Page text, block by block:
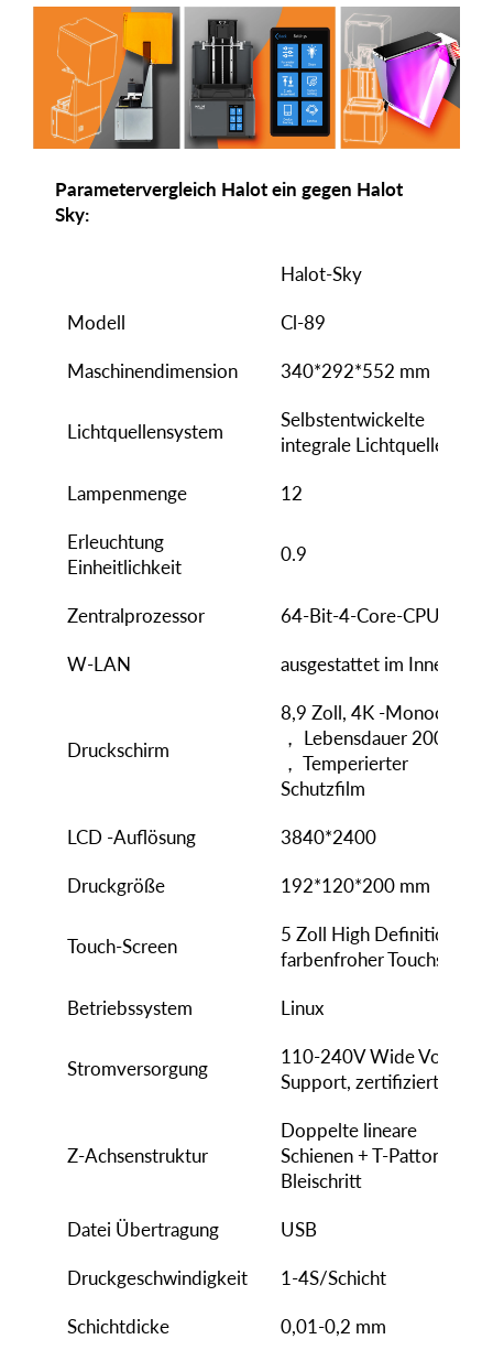
Parametervergleich Halot ein gegen Halot
Sky:
Halot-Sky
Modell Cl-89
Maschinendimension 340*292*552 mm
Lichtquellensystem
Selbstentwickelte
integrale Lichtquelle
Lampenmenge 12
Erleuchtung
Einheitlichkeit
0.9
Zentralprozessor 64-Bit-4-Core-CPU/GPU
W-LAN ausgestattet im Inneren
Druckschirm
8,9 Zoll, 4K -Monochrom
， Lebensdauer 2000H
， Temperierter
Schutzfilm
LCD -Auflösung 3840*2400
Druckgröße 192*120*200 mm
Touch-Screen
5 Zoll High Definition
farbenfroher Touchscreen
Betriebssystem Linux
Stromversorgung
110-240V Wide Voltage
Support, zertifiziert
Z-Achsenstruktur
Doppelte lineare
Schienen + T-Patton-
Bleischritt
Datei Übertragung USB
Druckgeschwindigkeit 1-4S/Schicht
Schichtdicke 0,01-0,2 mm